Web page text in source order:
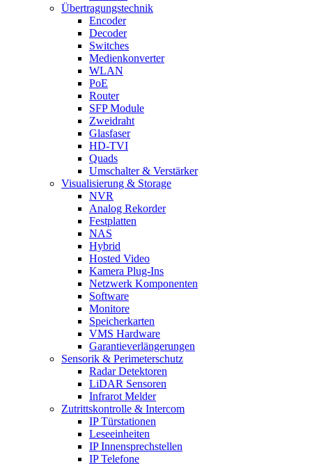
Übertragungstechnik
Encoder
Decoder
Switches
Medienkonverter
WLAN
PoE
Router
SFP Module
Zweidraht
Glasfaser
HD-TVI
Quads
Umschalter & Verstärker
Visualisierung & Storage
NVR
Analog Rekorder
Festplatten
NAS
Hybrid
Hosted Video
Kamera Plug-Ins
Netzwerk Komponenten
Software
Monitore
Speicherkarten
VMS Hardware
Garantieverlängerungen
Sensorik & Perimeterschutz
Radar Detektoren
LiDAR Sensoren
Infrarot Melder
Zutrittskontrolle & Intercom
IP Türstationen
Leseeinheiten
IP Innensprechstellen
IP Telefone